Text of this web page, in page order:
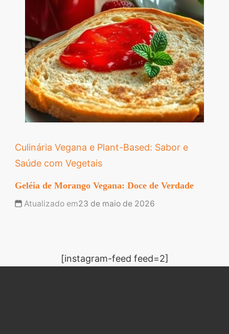
Culinária Vegana e Plant-Based: Sabor e
Saúde com Vegetais
Geléia de Morango Vegana: Doce de Verdade
Atualizado em23 de maio de 2026
[instagram-feed feed=2]